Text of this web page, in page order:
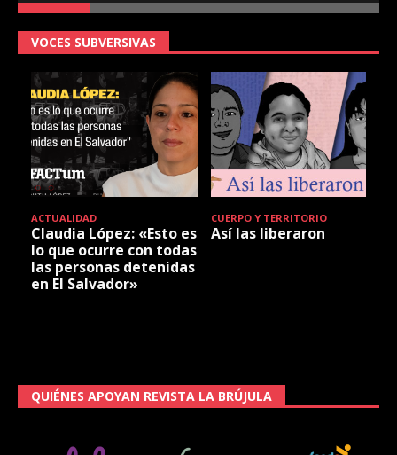
VOCES SUBVERSIVAS
ACTUALIDAD
Claudia López: «Esto es
lo que ocurre con todas
las personas detenidas
en El Salvador»
CUERPO Y TERRITORIO
Así las liberaron
QUIÉNES APOYAN REVISTA LA BRÚJULA